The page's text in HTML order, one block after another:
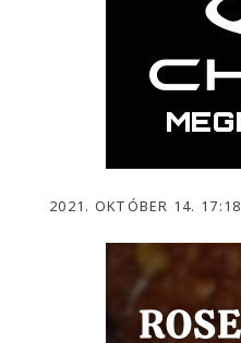
2021. OKTÓBER 14. 17:18